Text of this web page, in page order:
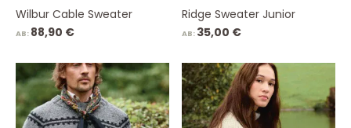
Wilbur Cable Sweater
AB: 88,90 €
Ridge Sweater Junior
AB: 35,00 €